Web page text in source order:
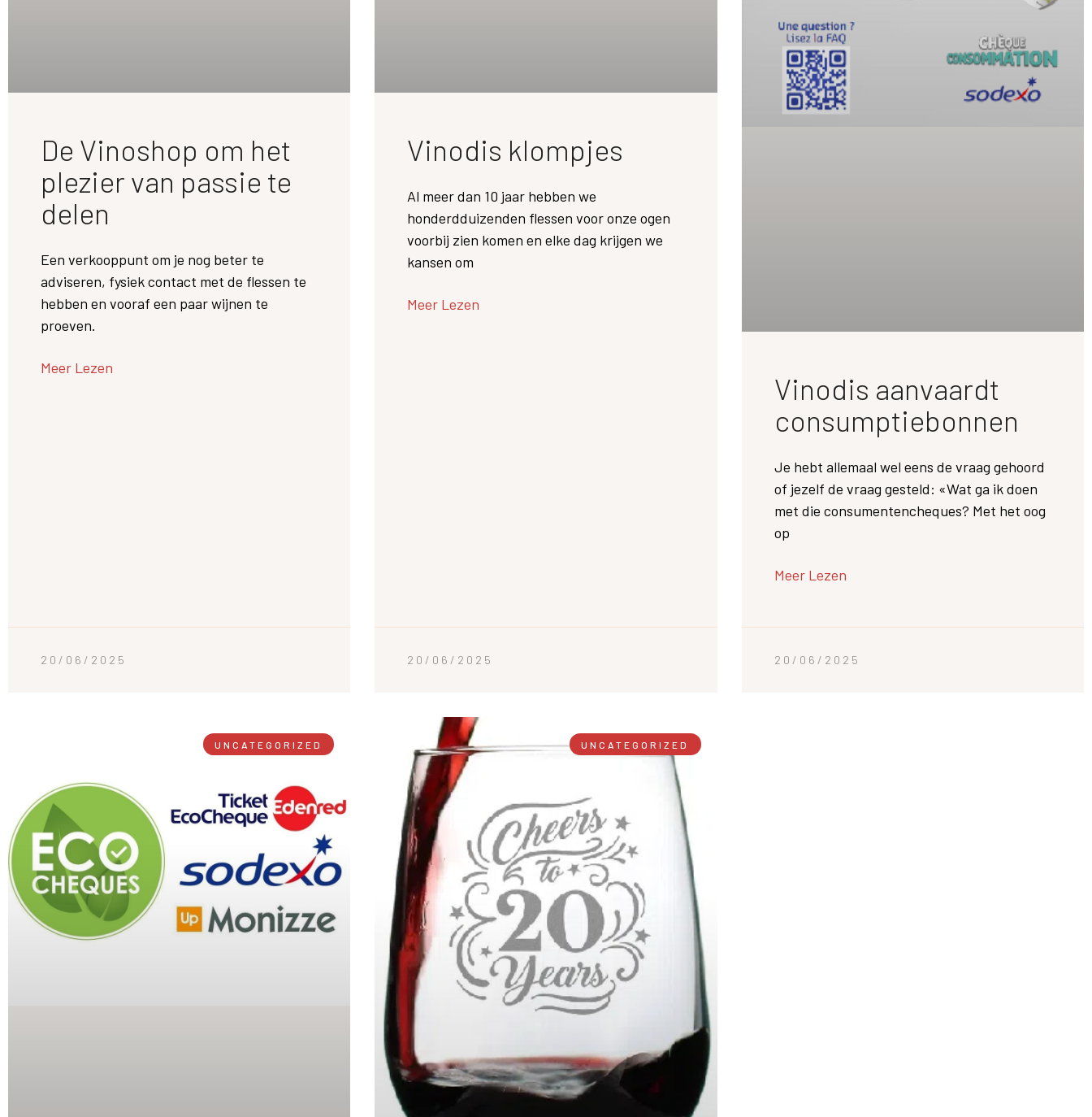
De Vinoshop om het
plezier van passie te
delen
Een verkooppunt om je nog beter te
adviseren, fysiek contact met de flessen te
hebben en vooraf een paar wijnen te
proeven.
Meer Lezen
20/06/2025
Vinodis klompjes
Al meer dan 10 jaar hebben we
honderdduizenden flessen voor onze ogen
voorbij zien komen en elke dag krijgen we
kansen om
Meer Lezen
20/06/2025
Vinodis aanvaardt
consumptiebonnen
Je hebt allemaal wel eens de vraag gehoord
of jezelf de vraag gesteld: «Wat ga ik doen
met die consumentencheques? Met het oog
op
Meer Lezen
20/06/2025
UNCATEGORIZED UNCATEGORIZED